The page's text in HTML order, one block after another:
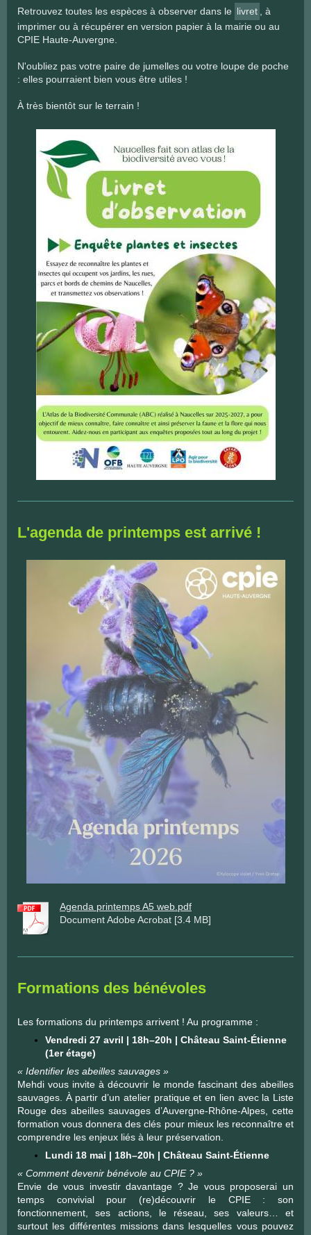
Retrouvez toutes les espèces à observer dans le livret
, à
imprimer ou à récupérer en version papier à la mairie ou au
CPIE Haute-Auvergne.
N'oubliez pas votre paire de jumelles ou votre loupe de poche
: elles pourraient bien vous être utiles !
À très bientôt sur le terrain !
L'agenda de printemps est arrivé !
Agenda printemps A5 web.pdf
Document Adobe Acrobat [3.4 MB]
Formations des bénévoles
Les formations du printemps arrivent ! Au programme :
Vendredi 27 avril | 18h–20h | Château Saint-Étienne
(1er étage)
« Identifier les abeilles sauvages »
Mehdi vous invite à découvrir le monde fascinant des abeilles
sauvages. À partir d’un atelier pratique et en lien avec la Liste
Rouge des abeilles sauvages d’Auvergne-Rhône-Alpes, cette
formation vous donnera des clés pour mieux les reconnaître et
comprendre les enjeux liés à leur préservation.
Lundi 18 mai | 18h–20h | Château Saint-Étienne
« Comment devenir bénévole au CPIE ? »
Envie de vous investir davantage ? Je vous proposerai un
temps convivial pour (re)découvrir le CPIE : son
fonctionnement, ses actions, le réseau, ses valeurs… et
surtout les différentes missions dans lesquelles vous pouvez